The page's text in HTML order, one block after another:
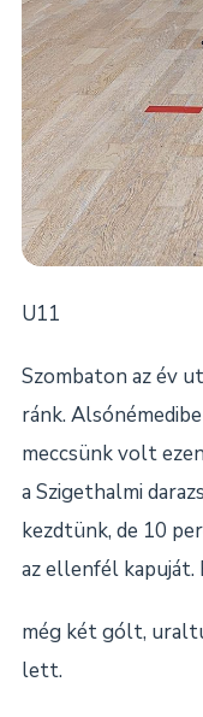
U11
Szombaton az év
ránk.
meccsünk volt
a Szigethalmi
kezdtünk, de 10
az ellenfél
még két gólt,
lett.